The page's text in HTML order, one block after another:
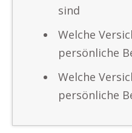
sind
Welche
persönliche
Welche
persönliche